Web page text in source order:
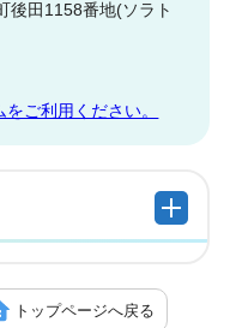
田1158番地(ソラト
ご利用ください。
トップページへ戻る